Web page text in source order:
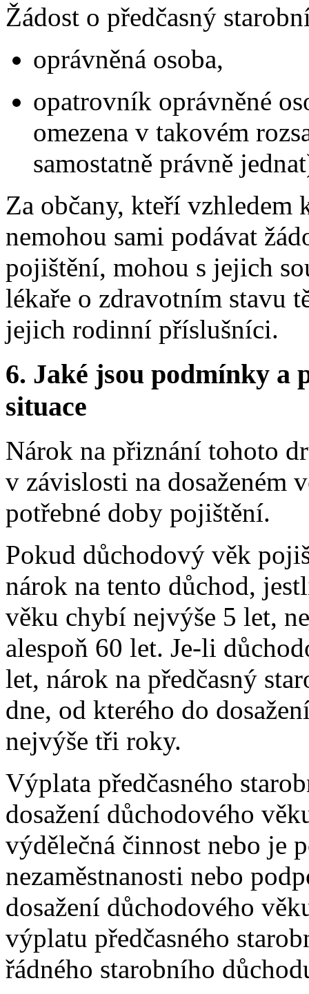
Žádost o předčasný
oprávněná osoba,
opatrovník oprávněné
omezena v takovém
samostatně právně
Za občany, kteří vzhledem
nemohou sami podávat
pojištění, mohou s jejich
lékaře o zdravotním stavu
jejich rodinní příslušníci.
6. Jaké jsou podmínky a
situace
Nárok na přiznání tohoto
v závislosti na dosaženém
potřebné doby pojištění.
Pokud důchodový věk
nárok na tento důchod,
věku chybí nejvýše 5 let,
alespoň 60 let. Je-li
let, nárok na předčasný
dne, od kterého do
nejvýše tři roky.
Výplata předčasného
dosažení důchodového
výdělečná činnost nebo je
nezaměstnanosti nebo
dosažení důchodového
výplatu předčasného
řádného starobního